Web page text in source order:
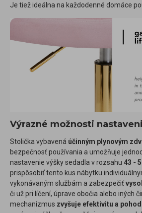
Je tiež ideálna na každodenné domáce
Výrazné možnosti
Stolička vybavená účinným plynovým
bezpečnosť používania a umožňuje
nastavenie výšky sedadla v rozsahu 43 -
prispôsobiť tento kus nábytku
vykonávaným službám a zabezpečiť
či už pri líčení, úprave obočia alebo iných
mechanizmus zvyšuje efektivitu a